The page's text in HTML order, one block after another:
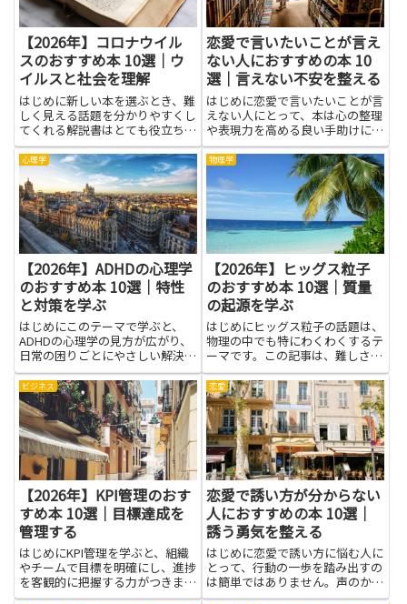
【2026年】コロナウイル
スのおすすめ本 10選｜ウ
イルスと社会を理解
はじめに新しい本を選ぶとき、難
しく見える話題を分かりやすくし
てくれる解説書はとても役立ちま
す。特にコロナウイルスの話題
は、科学のしくみだけでなく、学
校や職場、家庭の暮らし方にも影
響します。正しい情報を選ぶ力
は、日々のニュースを読み解く力
にも...
恋愛で言いたいことが言え
ない人におすすめの本 10
選｜言えない不安を整える
はじめに恋愛で言いたいことが言
えない人にとって、本は心の整理
や表現力を高める良い手助けにな
ります。言葉にするコツや感情の
扱い方、対話のテンポを学べるた
め、相手に伝えたい気持ちを少し
ずつ形にできるようになります。
読書を通して自分の内面を客観
視...
心理学
【2026年】ADHDの心理学
のおすすめ本 10選｜特性
と対策を学ぶ
はじめにこのテーマで学ぶと、
ADHDの心理学の見方が広がり、
日常の困りごとにやさしい解決の
道が見えてきます。特性を理解す
ることで、学習や仕事、家での過
ごし方が少し楽になり、無理をし
すぎずに進めるヒントが生まれま
す。周囲の人がどう感じ、どう
手...
物理学
【2026年】ヒッグス粒子
のおすすめ本 10選｜質量
の起源を学ぶ
はじめにヒッグス粒子の話題は、
物理の中でも特にわくわくするテ
ーマです。この記事は、難しさを
抑えつつ、ヒッグス粒子について
の本を選ぶときのヒントをつかめ
るように作りました。質量の起源
を知る手がかりとして、観察と実
験のつながりを感じられるエピ
ソ...
ビジネス
【2026年】KPI管理のおす
すめ本 10選｜目標達成を
管理する
はじめにKPI管理を学ぶと、組織
やチームで目標を明確にし、進捗
を客観的に把握する力がつきま
す。適切な指標を設定して定期的
恋愛
恋愛で誘い方が分からない
人におすすめの本 10選｜
誘う勇気を整える
はじめに恋愛で誘い方に悩む人に
とって、行動の一歩を踏み出すの
は簡単ではありません。声のかけ
方やタイミング、相手への配慮を